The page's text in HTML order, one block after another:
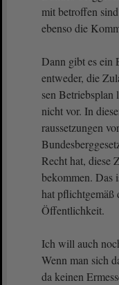
mit betroffen
ebenso die
Dann gibt es ein
entweder, die
sen Betriebsplan
nicht vor. In
raussetzungen
Recht hat, diese
bekommen. Das
hat pflichtgemäß
Öffentlichkeit.
Ich will auch
Wenn man sich
da keinen